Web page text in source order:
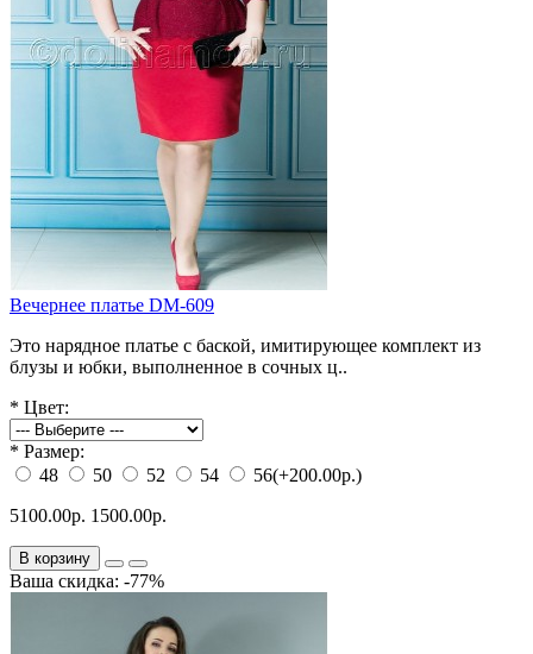
Вечернее платье DM-609
Это нарядное платье с баской, имитирующее комплект из
блузы и юбки, выполненное в сочных ц..
* Цвет:
* Размер:
48
50 52 54 56(+200.00р.)
5100.00р. 1500.00р.
В корзину
Ваша скидка: -77%